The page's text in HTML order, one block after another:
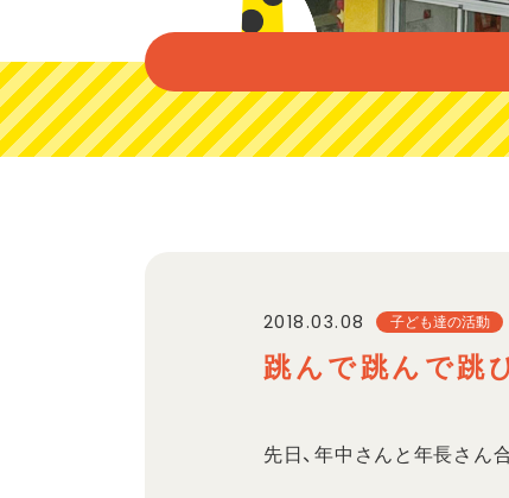
2018.03.08 子ども達の活動
跳んで跳んで跳
先日、年中さんと年長さん